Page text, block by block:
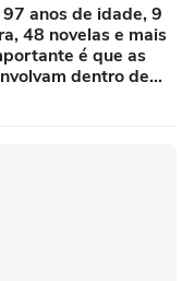
anos de idade, 9
48 novelas e mais
é que as
dentro de